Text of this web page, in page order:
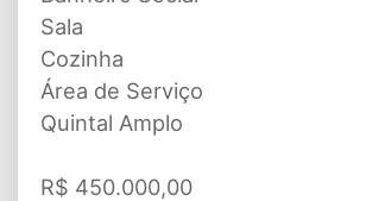
Sala
Cozinha
Área de Serviço
Quintal Amplo
R$ 450.000,00